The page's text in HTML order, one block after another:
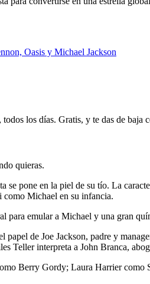
Oasis y Michael Jackson
los días. Gratis, y te das de baja
quieras.
pone en la piel de su tío. La
como Michael en su infancia.
emular a Michael y una gran
de Joe Jackson, padre y
Teller interpreta a John Branca,
Berry Gordy; Laura Harrier